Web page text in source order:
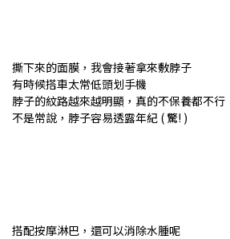
撕下來的面膜，我會接著拿來敷脖子
有時候搭車太常低頭划手機
脖子的紋路越來越明顯，真的不保養都不行
不是常說，脖子容易透露年紀 ( 驚! )
搭配按摩淋巴，還可以消除水腫呢